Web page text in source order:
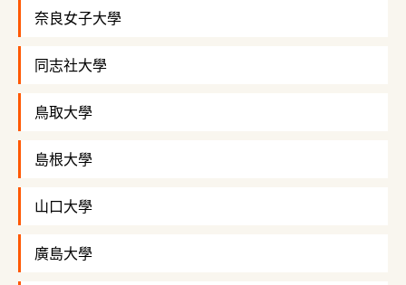
奈良女子大學
同志社大學
鳥取大學
島根大學
山口大學
廣島大學